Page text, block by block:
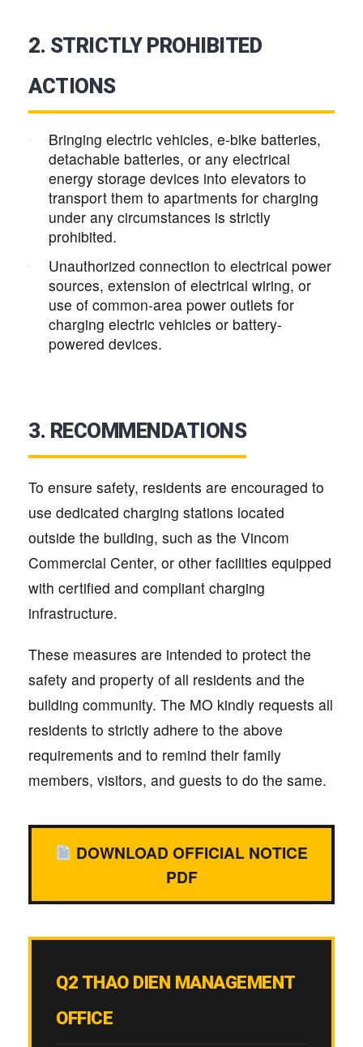
2. STRICTLY PROHIBITED
ACTIONS
Bringing electric vehicles, e-bike batteries,
detachable batteries, or any electrical
energy storage devices into elevators to
transport them to apartments for charging
under any circumstances is strictly
prohibited.
Unauthorized connection to electrical power
sources, extension of electrical wiring, or
use of common-area power outlets for
charging electric vehicles or battery-
powered devices.
3. RECOMMENDATIONS
To ensure safety, residents are encouraged to
use dedicated charging stations located
outside the building, such as the Vincom
Commercial Center, or other facilities equipped
with certified and compliant charging
infrastructure.
These measures are intended to protect the
safety and property of all residents and the
building community. The MO kindly requests all
residents to strictly adhere to the above
requirements and to remind their family
members, visitors, and guests to do the same.
DOWNLOAD OFFICIAL NOTICE
PDF
Q2 THAO DIEN MANAGEMENT
OFFICE